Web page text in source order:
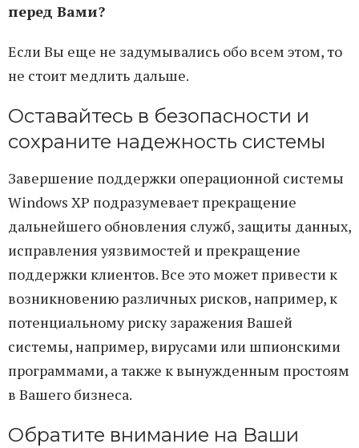
перед Вами?
Если Вы еще не задумывались обо всем этом, то
не стоит медлить дальше.
Оставайтесь в безопасности и
сохраните надежность системы
Завершение поддержки операционной системы
Windows XP подразумевает прекращение
дальнейшего обновления служб, защиты данных,
исправления уязвимостей и прекращение
поддержки клиентов. Все это может привести к
возникновению различных рисков, например, к
потенциальному риску заражения Вашей
системы, например, вирусами или шпионскими
программами, а также к вынужденным простоям
в Вашего бизнеса.
Обратите внимание на Ваши